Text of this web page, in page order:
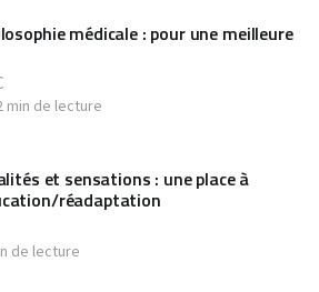
médicale : pour une meilleure
min de lecture
et sensations : une place à
réadaptation
de lecture